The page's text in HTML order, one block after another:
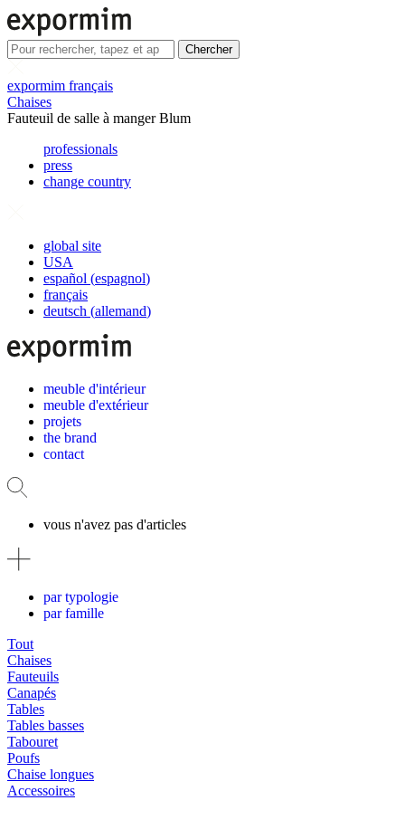
Chercher
expormim français
Chaises
Fauteuil de salle à manger Blum
professionals
press
change country
global site
USA
español (espagnol)
français
deutsch (allemand)
meuble d'intérieur
meuble d'extérieur
projets
the brand
contact
vous n'avez pas d'articles
par typologie
par famille
Tout
Chaises
Fauteuils
Canapés
Tables
Tables basses
Tabouret
Poufs
Chaise longues
Accessoires